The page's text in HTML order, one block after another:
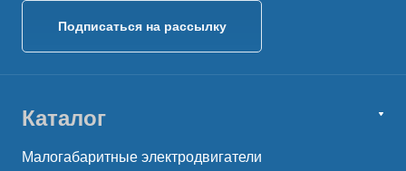
Подписаться на рассылку
Каталог
Малогабаритные электродвигатели